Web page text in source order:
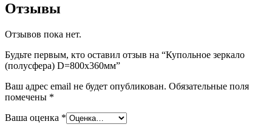
Отзывы
Отзывов пока нет.
Будьте первым, кто оставил отзыв на “Купольное зеркало
(полусфера) D=800х360мм”
Ваш адрес email не будет опубликован. Обязательные поля
помечены *
Ваша оценка *